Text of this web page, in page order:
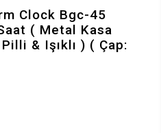
Clock Bgc-45
( Metal Kasa
& Işıklı ) ( Çap: